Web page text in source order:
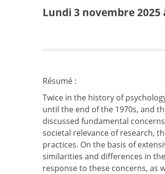
Lundi 3 novembre 2025
Résumé :
Twice in the history of
until the end of the 1970s, and
discussed fundamental
societal relevance of research,
practices. On the basis of
similarities and differences in
response to these concerns, as